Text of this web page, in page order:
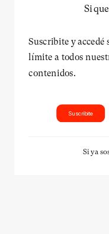
Si
Suscribite y accedé
límite a todos
contenidos.
Suscribite
Si ya